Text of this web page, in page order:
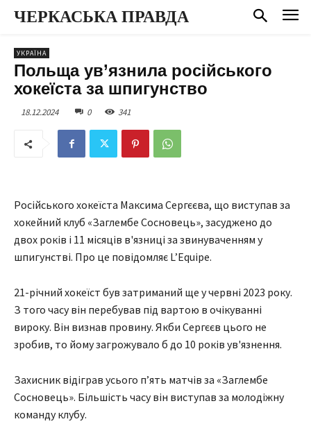
ЧЕРКАСЬКА ПРАВДА
УКРАЇНА
Польща ув’язнила російського
хокеїста за шпигунство
18.12.2024 0 341
Російського хокеїста Максима Сергєєва, що виступав за
хокейний клуб «Заглембе Сосновець», засуджено до
двох років і 11 місяців в'язниці за звинуваченням у
шпигунстві. Про це повідомляє L’Equipe.
21-річний хокеїст був затриманий ще у червні 2023 року.
З того часу він перебував під вартою в очікуванні
вироку. Він визнав провину. Якби Сергєєв цього не
зробив, то йому загрожувало б до 10 років ув'язнення.
Захисник відіграв усього п’ять матчів за «Заглембе
Сосновець». Більшість часу він виступав за молодіжну
команду клубу.